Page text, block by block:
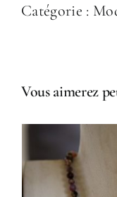
"Blue
Catégorie :
Vous aimerez